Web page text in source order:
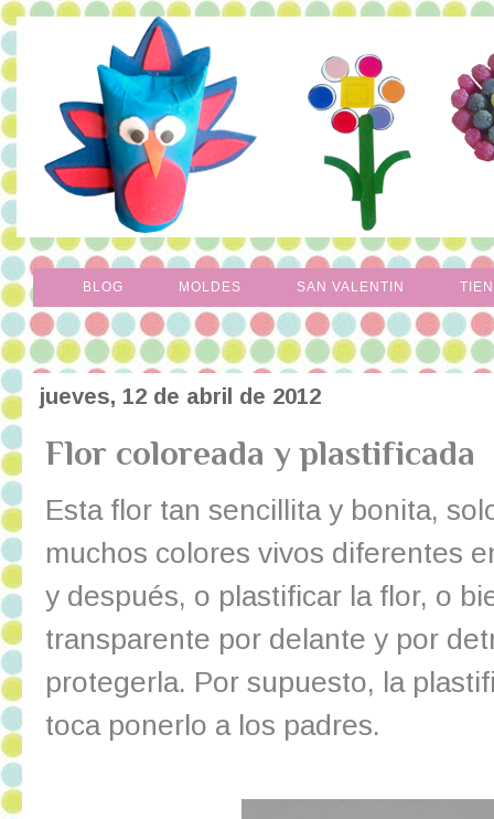
BLOG MOLDES SAN VALENTIN
jueves, 12 de abril de 2012
Flor coloreada y plastificada
Esta flor tan sencillita y bonita,
muchos colores vivos diferentes
y después, o plastificar la flor, o
transparente por delante y por
protegerla. Por supuesto, la
toca ponerlo a los padres.